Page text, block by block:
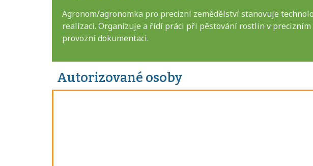
Agronom/agronomka pro precizní zemědělství stanovuje
realizaci. Organizuje a řídí práci při pěstování rostlin v
provozní dokumentaci.
Autorizované osoby